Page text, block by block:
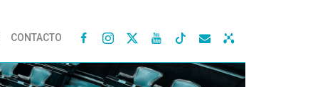
CONTACTO    